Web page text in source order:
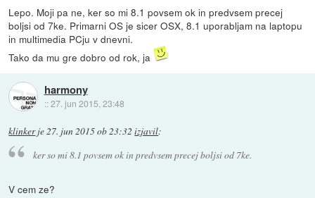
Lepo. Moji pa ne, ker so mi 8.1 povsem ok in predvsem precej
boljsi od 7ke. Primarni OS je sicer OSX, 8.1 uporabljam na laptopu
in multimedia PCju v dnevni.
Tako da mu gre dobro od rok, ja
harmony
::27. jun 2015, 23:48
klinkerje27. jun 2015 ob 23:32 izjavil:
ker so mi 8.1 povsem ok in predvsem precej boljsi od 7ke.
V cem ze?